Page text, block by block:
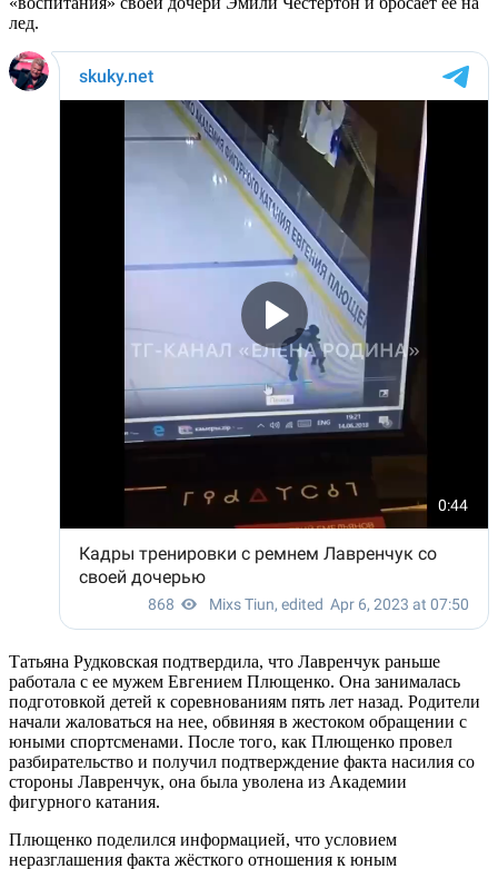
лед.
Татьяна Рудковская подтвердила, что Лавренчук раньше
работала с ее мужем Евгением Плющенко. Она занималась
подготовкой детей к соревнованиям пять лет назад. Родители
начали жаловаться на нее, обвиняя в жестоком обращении с
юными спортсменами. После того, как Плющенко провел
разбирательство и получил подтверждение факта насилия со
стороны Лавренчук, она была уволена из Академии
фигурного катания.
Плющенко поделился информацией, что условием
неразглашения факта жёсткого отношения к юным